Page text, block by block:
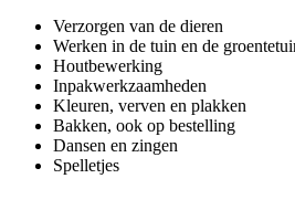
Verzorgen van de dieren
Werken in de tuin en de
Houtbewerking
Inpakwerkzaamheden
Kleuren, verven en plakken
Bakken, ook op bestelling
Dansen en zingen
Spelletjes